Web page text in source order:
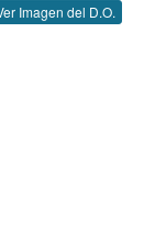
Imagen del D.O.